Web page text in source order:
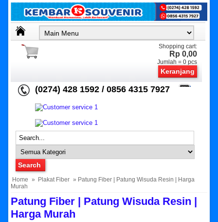
Shopping cart:
Rp 0,00
Jumlah =0 pcs
Keranjang
(0274) 428 1592 / 0856 4315 7927
Home » Plakat Fiber » Patung Fiber | Patung Wisuda Resin | Harga
Murah
Patung Fiber | Patung Wisuda Resin |
Harga Murah